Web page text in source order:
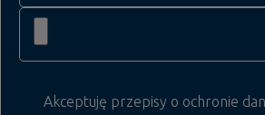
Akceptuję przepisy o ochronie